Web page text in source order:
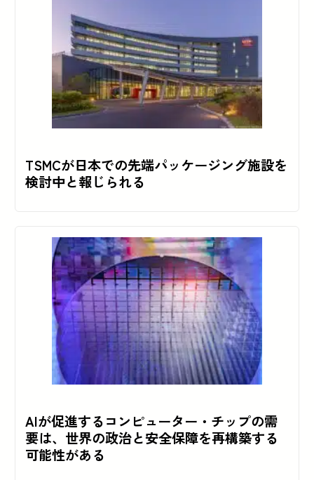
TSMCが日本での先端パッケージング施設を
検討中と報じられる
AIが促進するコンピューター・チップの需
要は、世界の政治と安全保障を再構築する
可能性がある